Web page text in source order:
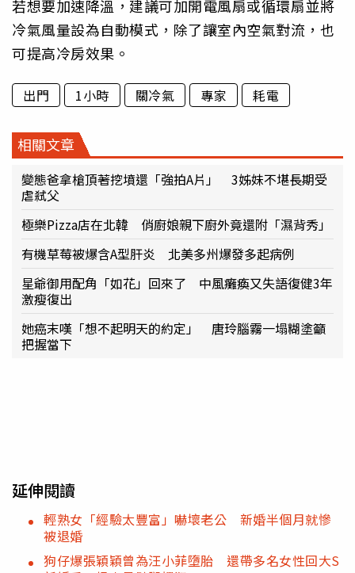
若想要加速降溫，建議可加開電風扇或循環扇並將
冷氣風量設為自動模式，除了讓室內空氣對流，也
可提高冷房效果。
出門 1小時 關冷氣 專家 耗電
相關文章
變態爸拿槍頂著挖墳還「強拍A片」 3姊妹不堪長期受
虐弒父
極樂Pizza店在北韓 俏廚娘親下廚外竟還附「濕背秀」
有機草莓被爆含A型肝炎 北美多州爆發多起病例
星爺御用配角「如花」回來了 中風癱瘓又失語復健3年
激瘦復出
她癌末嘆「想不起明天的約定」 唐玲腦霧一塌糊塗籲
把握當下
延伸閱讀
輕熟女「經驗太豐富」嚇壞老公 新婚半個月就慘
被退婚
狗仔爆張穎穎曾為汪小菲墮胎 還帶多名女性回大S